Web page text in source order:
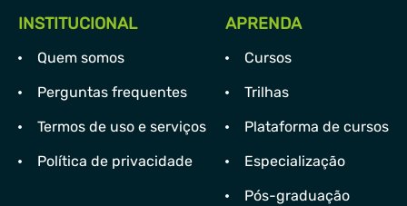
INSTITUCIONAL
Quem somos
Perguntas frequentes
Termos de uso e serviços
Política de privacidade
APRENDA
Cursos
Trilhas
Plataforma de cursos
Especialização
Pós-graduação